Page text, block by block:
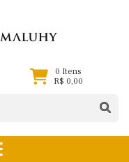
0 Itens
R$ 0,00